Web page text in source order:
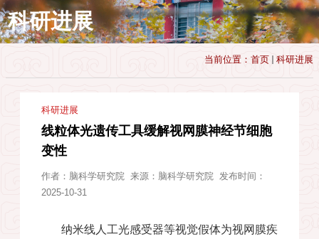
科研进展
当前位置： 首页 科研进展
科研进展
线粒体光遗传工具缓解视网膜神经节细胞
变性
作者： 脑科学研究院 来源： 脑科学研究院 发布时间：
2025-10-31
纳米线人工光感受器等视觉假体为视网膜疾